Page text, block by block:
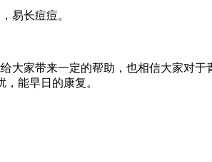
易长痘痘。
大家带来一定的帮助，也相信大家对
能早日的康复。